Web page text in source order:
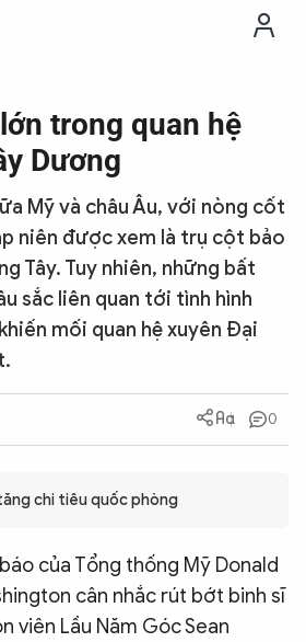
DÂN
trong quan hệ
Dương
Mỹ và châu Âu, với nòng cốt
niên được xem là trụ cột bảo
Tây. Tuy nhiên, những bất
sắc liên quan tới tình hình
mối quan hệ xuyên Đại
0
chi tiêu quốc phòng
của Tổng thống Mỹ Donald
cân nhắc rút bớt binh sĩ
viên Lầu Năm Góc Sean